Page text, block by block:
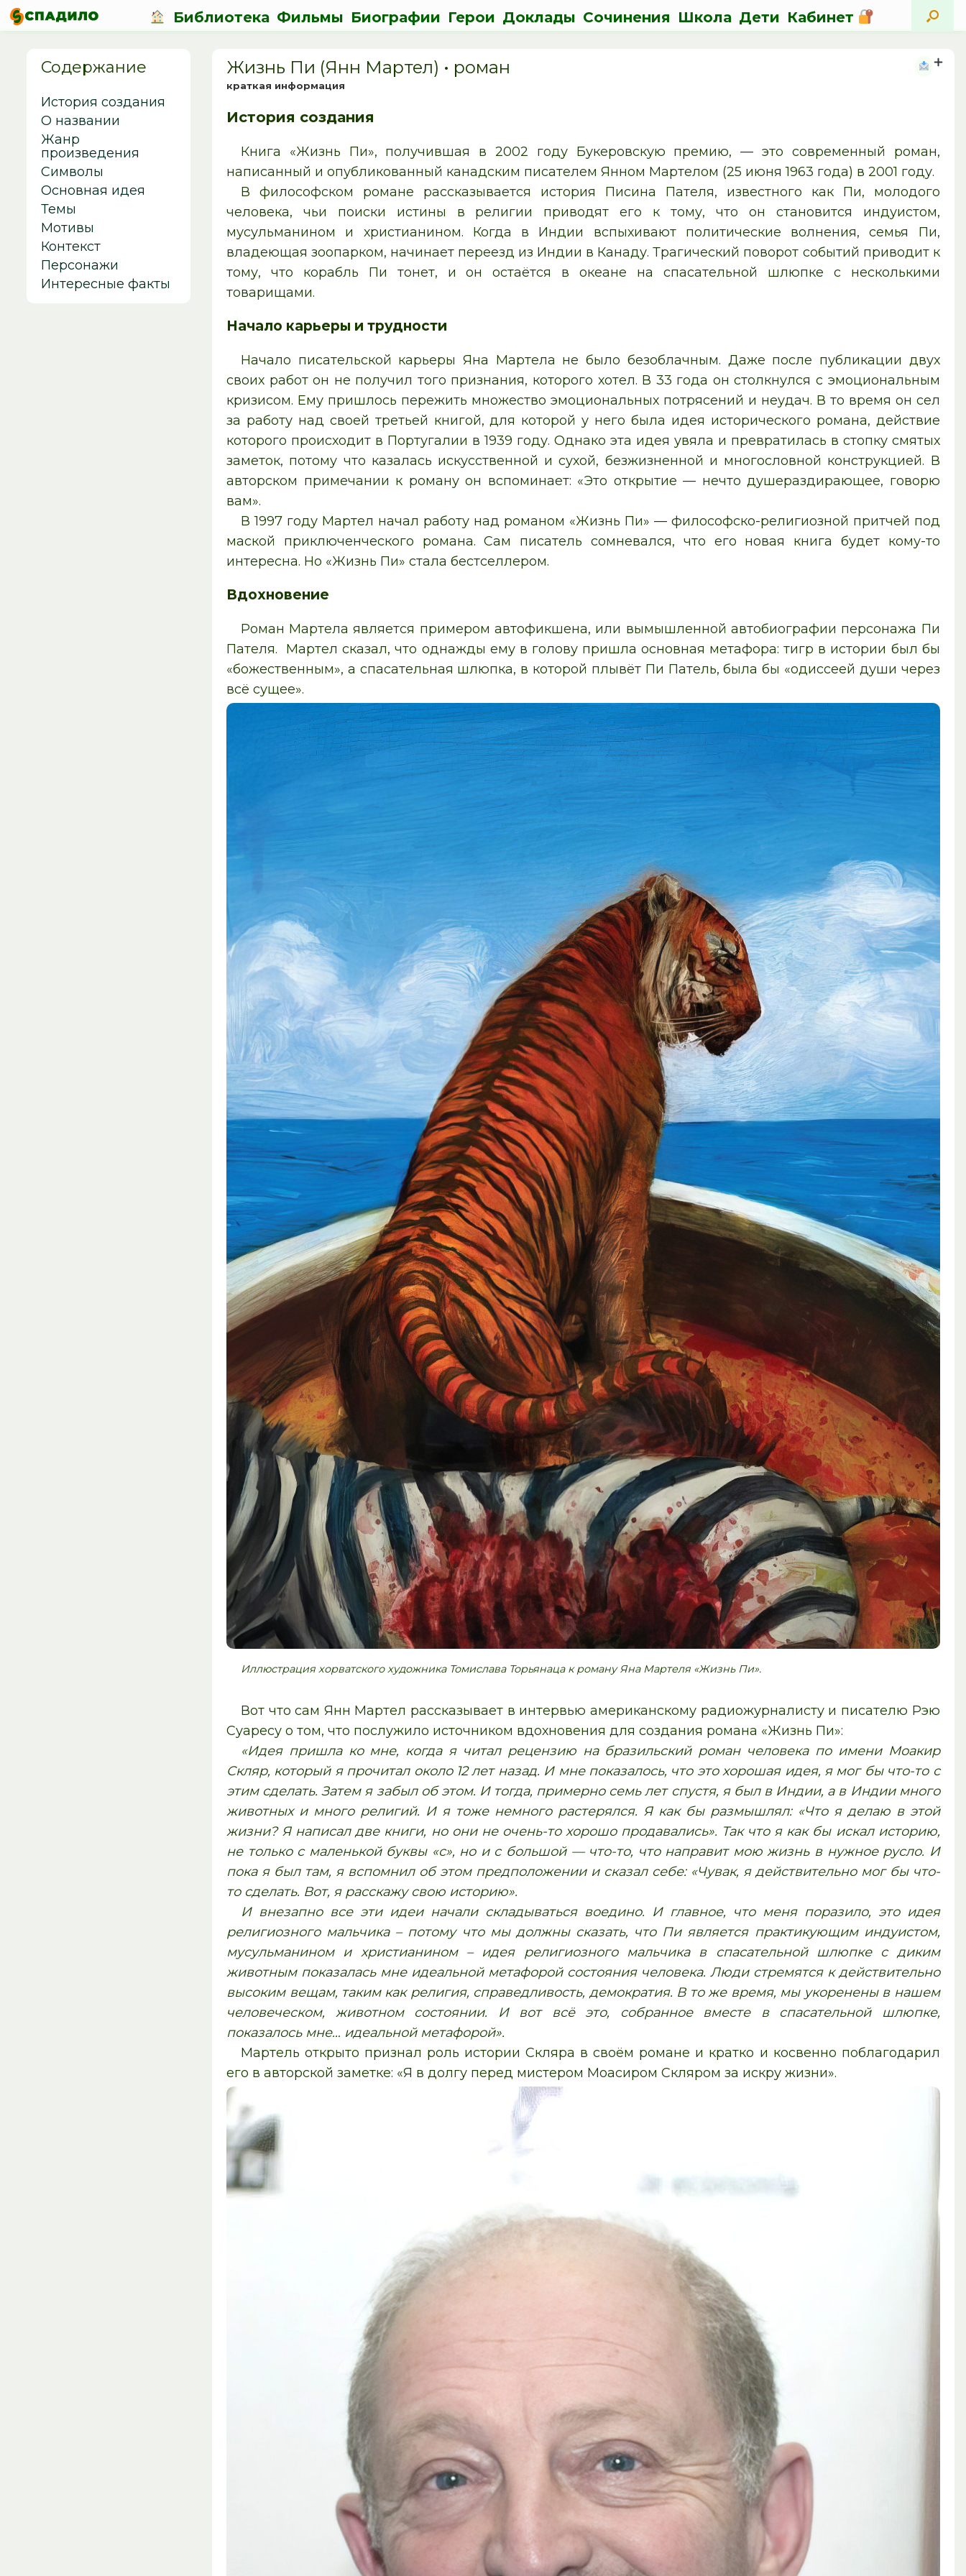
Библиотека Фильмы Биографии Герои Доклады Сочинения Школа Дети Кабинет
Жизнь Пи (Янн Мартел) • роман
краткая информация
История создания
Книга «Жизнь Пи», получившая в 2002 году Букеровскую премию, — это современный роман,
написанный и опубликованный канадским писателем Янном Мартелом (25 июня 1963 года) в 2001 году.
В философском романе рассказывается история Писина Пателя, известного как Пи, молодого
человека, чьи поиски истины в религии приводят его к тому, что он становится индуистом,
мусульманином и христианином. Когда в Индии вспыхивают политические волнения, семья Пи,
владеющая зоопарком, начинает переезд из Индии в Канаду. Трагический поворот событий приводит к
тому, что корабль Пи тонет, и он остаётся в океане на спасательной шлюпке с несколькими
товарищами.
Начало карьеры и трудности
Начало писательской карьеры Яна Мартела не было безоблачным. Даже после публикации двух
своих работ он не получил того признания, которого хотел. В 33 года он столкнулся с эмоциональным
кризисом. Ему пришлось пережить множество эмоциональных потрясений и неудач. В то время он сел
за работу над своей третьей книгой, для которой у него была идея исторического романа, действие
которого происходит в Португалии в 1939 году. Однако эта идея увяла и превратилась в стопку смятых
заметок, потому что казалась искусственной и сухой, безжизненной и многословной конструкцией. В
авторском примечании к роману он вспоминает: «Это открытие — нечто душераздирающее, говорю
вам».
В 1997 году Мартел начал работу над романом «Жизнь Пи» — философско-религиозной притчей под
маской приключенческого романа. Сам писатель сомневался, что его новая книга будет кому-то
интересна. Но «Жизнь Пи» стала бестселлером.
Вдохновение
Роман Мартела является примером автофикшена, или вымышленной автобиографии персонажа Пи
Пателя. Мартел сказал, что однажды ему в голову пришла основная метафора: тигр в истории был бы
«божественным», а спасательная шлюпка, в которой плывёт Пи Патель, была бы «одиссеей души через
всё сущее».
Иллюстрация хорватского художника Томислава Торьянаца к роману Яна Мартеля «Жизнь Пи».
Вот что сам Янн Мартел рассказывает в интервью американскому радиожурналисту и писателю Рэю
Суаресу о том, что послужило источником вдохновения для создания романа «Жизнь Пи»:
«Идея пришла ко мне, когда я читал рецензию на бразильский роман человека по имени Моакир
Скляр, который я прочитал около 12 лет назад. И мне показалось, что это хорошая идея, я мог бы что-то с
этим сделать. Затем я забыл об этом. И тогда, примерно семь лет спустя, я был в Индии, а в Индии много
животных и много религий. И я тоже немного растерялся. Я как бы размышлял: «Что я делаю в этой
жизни? Я написал две книги, но они не очень-то хорошо продавались». Так что я как бы искал историю,
не только с маленькой буквы «с», но и с большой — что-то, что направит мою жизнь в нужное русло. И
пока я был там, я вспомнил об этом предположении и сказал себе: «Чувак, я действительно мог бы что-
то сделать. Вот, я расскажу свою историю».
И внезапно все эти идеи начали складываться воедино. И главное, что меня поразило, это идея
религиозного мальчика – потому что мы должны сказать, что Пи является практикующим индуистом,
мусульманином и христианином – идея религиозного мальчика в спасательной шлюпке с диким
животным показалась мне идеальной метафорой состояния человека. Люди стремятся к действительно
высоким вещам, таким как религия, справедливость, демократия. В то же время, мы укоренены в нашем
человеческом, животном состоянии. И вот всё это, собранное вместе в спасательной шлюпке,
показалось мне… идеальной метафорой».
Мартель открыто признал роль истории Скляра в своём романе и кратко и косвенно поблагодарил
его в авторской заметке: «Я в долгу перед мистером Моасиром Скляром за искру жизни».
Содержание
История создания
О названии
Жанр
произведения
Символы
Основная идея
Темы
Мотивы
Контекст
Персонажи
Интересные факты